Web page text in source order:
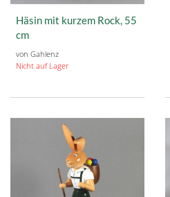
Häsin mit kurzem Rock, 55
cm
von Gahlenz
Nicht auf Lager